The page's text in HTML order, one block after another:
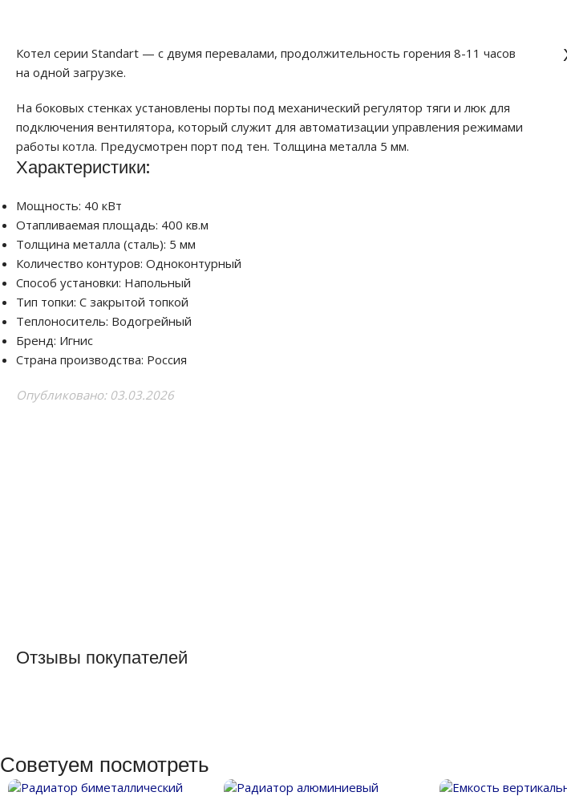
Котел серии Standart — с двумя перевалами, продолжительность горения 8-11 часов
на одной загрузке.
На боковых стенках установлены порты под механический регулятор тяги и люк для
подключения вентилятора, который служит для автоматизации управления режимами
работы котла. Предусмотрен порт под тен. Толщина металла 5 мм.
Характеристики:
Мощность: 40 кВт
Отапливаемая площадь: 400 кв.м
Толщина металла (сталь): 5 мм
Количество контуров: Одноконтурный
Способ установки: Напольный
Тип топки: С закрытой топкой
Теплоноситель: Водогрейный
Бренд: Игнис
Страна производства: Россия
Опубликовано: 03.03.2026
Отзывы покупателей
Советуем посмотреть